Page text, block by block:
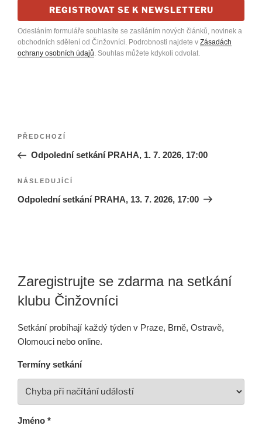
REGISTROVAT SE K NEWSLETTERU
Odesláním formuláře souhlasíte se zasíláním nových článků, novinek a
obchodních sdělení od Činžovníci. Podrobnosti najdete v Zásadách
ochrany osobních údajů. Souhlas můžete kdykoli odvolat.
Navigace
příspěvek
Předchozí
příspěvek
PŘEDCHOZÍ
Odpolední setkání PRAHA, 1. 7. 2026, 17:00
Následující
příspěvek
NÁSLEDUJÍCÍ
Odpolední setkání PRAHA, 13. 7. 2026, 17:00
Zaregistrujte se zdarma na setkání
klubu Činžovníci
Setkání probíhají každý týden v Praze, Brně, Ostravě,
Olomouci nebo online.
Termíny setkání
Jméno *